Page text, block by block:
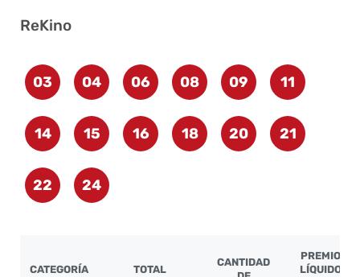
ReKino
03 04 06 08 09 11
14 15 16 18 20 21
22 24
CATEGORÍA TOTAL
CANTIDAD
PREMIO
LÍQUIDO